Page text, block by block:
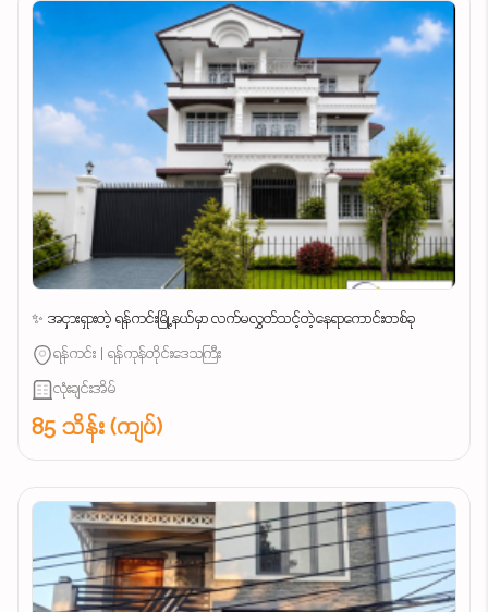
✨ အငှားရှားတဲ့ ရန်ကင်းမြို့နယ်မှာ လက်မလွှတ်သင့်တဲ့နေရာကောင်းတစ်ခု
ရန်ကင်း | ရန်ကုန်တိုင်းဒေသကြီး
လုံးချင်းအိမ်
85 သိန်း (ကျပ်)